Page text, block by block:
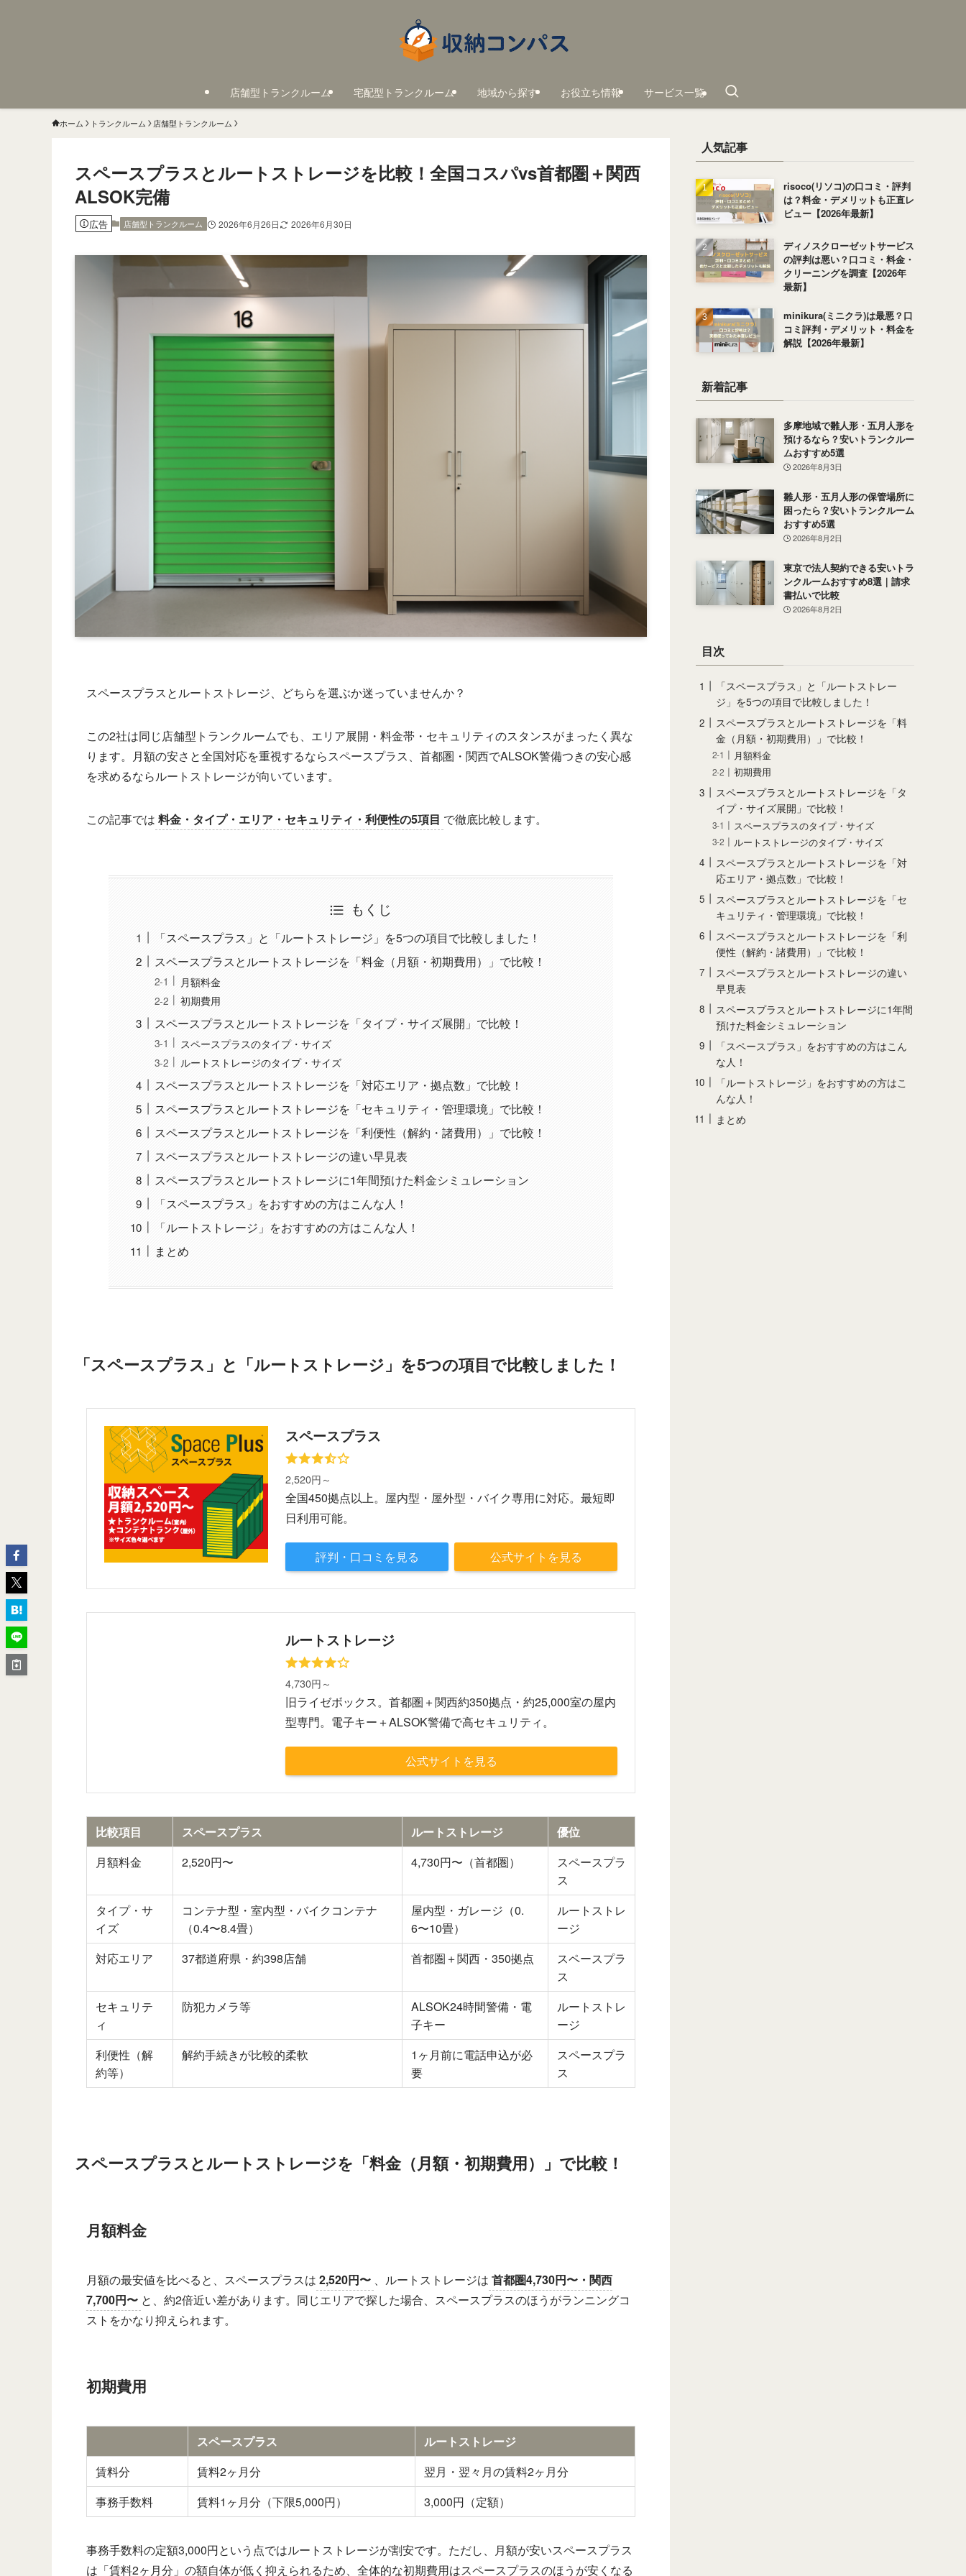
店舗型トランクルーム 宅配型トランクルーム 地域から探す お役立ち情報 サービス一覧
ホーム トランクルーム 店舗型トランクルーム
スペースプラスとルートストレージを比較！全国コスパvs首都圏＋関西
ALSOK完備
広告 店舗型トランクルーム 2026年6月26日 2026年6月30日
スペースプラスとルートストレージ、どちらを選ぶか迷っていませんか？
この2社は同じ店舗型トランクルームでも、エリア展開・料金帯・セキュリティのスタンスがまったく異な
ります。月額の安さと全国対応を重視するならスペースプラス、首都圏・関西でALSOK警備つきの安心感
を求めるならルートストレージが向いています。
この記事では 料金・タイプ・エリア・セキュリティ・利便性の5項目 で徹底比較します。
もくじ
「スペースプラス」と「ルートストレージ」を5つの項目で比較しました！
スペースプラスとルートストレージを「料金（月額・初期費用）」で比較！
月額料金
初期費用
スペースプラスとルートストレージを「タイプ・サイズ展開」で比較！
スペースプラスのタイプ・サイズ
ルートストレージのタイプ・サイズ
スペースプラスとルートストレージを「対応エリア・拠点数」で比較！
スペースプラスとルートストレージを「セキュリティ・管理環境」で比較！
スペースプラスとルートストレージを「利便性（解約・諸費用）」で比較！
スペースプラスとルートストレージの違い早見表
スペースプラスとルートストレージに1年間預けた料金シミュレーション
「スペースプラス」をおすすめの方はこんな人！
「ルートストレージ」をおすすめの方はこんな人！
まとめ
「スペースプラス」と「ルートストレージ」を5つの項目で比較しました！
スペースプラス
2,520円～
全国450拠点以上。屋内型・屋外型・バイク専用に対応。最短即
日利用可能。
評判・口コミを見る 公式サイトを見る
ルートストレージ
4,730円～
旧ライゼボックス。首都圏＋関西約350拠点・約25,000室の屋内
型専門。電子キー＋ALSOK警備で高セキュリティ。
公式サイトを見る
比較項目 スペースプラス ルートストレージ
優位
月額料金
2,520円〜 4,730円〜（首都圏）
スペースプラ
ス
タイプ・サ
イズ
コンテナ型・室内型・バイクコンテナ
（0.4〜8.4畳）
屋内型・ガレージ（0.
6〜10畳）
ルートストレ
ージ
対応エリア
37都道府県・約398店舗 首都圏＋関西・350拠点
スペースプラ
ス
セキュリテ
ィ
防犯カメラ等
ALSOK24時間警備・電
子キー
ルートストレ
ージ
利便性（解
約等）
解約手続きが比較的柔軟
1ヶ月前に電話申込が必
要
スペースプラ
ス
スペースプラスとルートストレージを「料金（月額・初期費用）」で比較！
月額料金
月額の最安値を比べると、スペースプラスは 2,520円〜 、ルートストレージは 首都圏4,730円〜・関西
7,700円〜 と、約2倍近い差があります。同じエリアで探した場合、スペースプラスのほうがランニングコ
ストをかなり抑えられます。
初期費用
スペースプラス
ルートストレージ
賃料分
賃料2ヶ月分
翌月・翌々月の賃料2ヶ月分
事務手数料
賃料1ヶ月分（下限5,000円） 3,000円（定額）
事務手数料の定額3,000円という点ではルートストレージが割安です。ただし、月額が安いスペースプラス
は「賃料2ヶ月分」の額自体が低く抑えられるため、全体的な初期費用はスペースプラスのほうが安くなる
人気記事
risoco(リソコ)の口コミ・評判
は？料金・デメリットも正直レ
ビュー【2026年最新】
ディノスクローゼットサービス
の評判は悪い？口コミ・料金・
クリーニングを調査【2026年
最新】
minikura(ミニクラ)は最悪？口
コミ評判・デメリット・料金を
解説【2026年最新】
新着記事
多摩地域で雛人形・五月人形を
預けるなら？安いトランクルー
ムおすすめ5選
2026年8月3日
雛人形・五月人形の保管場所に
困ったら？安いトランクルーム
おすすめ5選
2026年8月2日
東京で法人契約できる安いトラ
ンクルームおすすめ8選｜請求
書払いで比較
2026年8月2日
目次
「スペースプラス」と「ルートストレー
ジ」を5つの項目で比較しました！
スペースプラスとルートストレージを「料
金（月額・初期費用）」で比較！
月額料金
初期費用
スペースプラスとルートストレージを「タ
イプ・サイズ展開」で比較！
スペースプラスのタイプ・サイズ
ルートストレージのタイプ・サイズ
スペースプラスとルートストレージを「対
応エリア・拠点数」で比較！
スペースプラスとルートストレージを「セ
キュリティ・管理環境」で比較！
スペースプラスとルートストレージを「利
便性（解約・諸費用）」で比較！
スペースプラスとルートストレージの違い
早見表
スペースプラスとルートストレージに1年間
預けた料金シミュレーション
「スペースプラス」をおすすめの方はこん
な人！
「ルートストレージ」をおすすめの方はこ
んな人！
まとめ